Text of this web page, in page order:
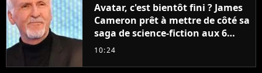
Avatar, c'est bientôt fini ? James
Cameron prêt à mettre de côté sa
saga de science-fiction aux 6
milliards de recettes
10:24